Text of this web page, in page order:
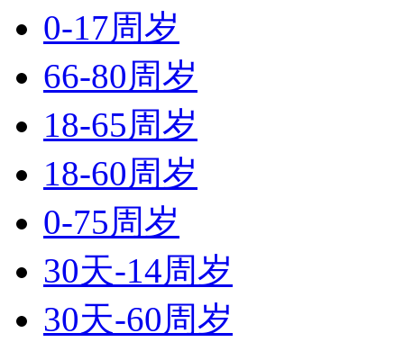
0-17周岁
66-80周岁
18-65周岁
18-60周岁
0-75周岁
30天-14周岁
30天-60周岁